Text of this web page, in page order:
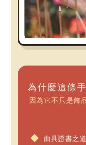
為什麼這條
因為它不只是飾
由具證書之